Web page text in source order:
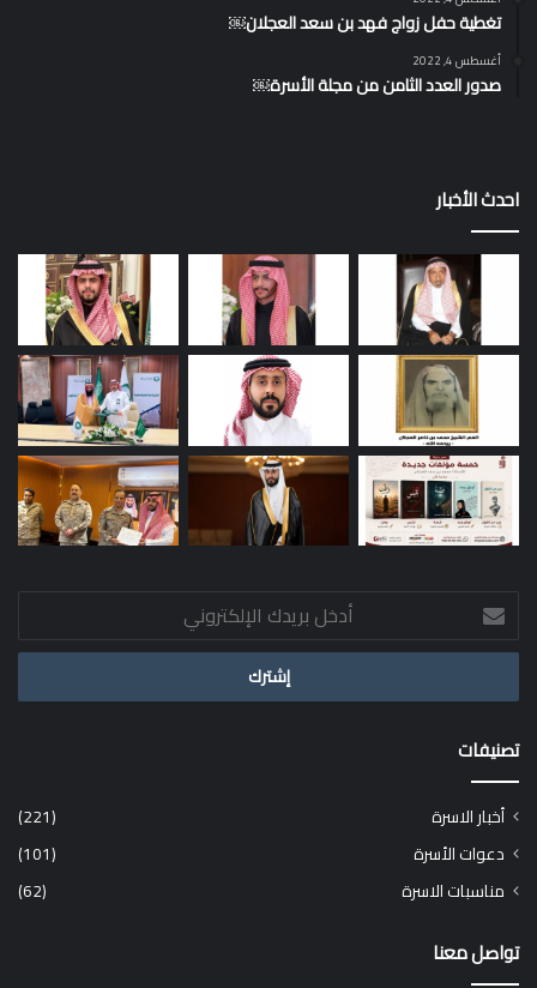
تغطية حفل زواج فهد بن سعد العجلان￼
أغسطس 4, 2022
صدور العدد الثامن من مجلة الأسرة￼
احدث الأخبار
أدخل
بريدك
الإلكتروني
تصنيفات
أخبار الاسرة
(221)
دعوات الأسرة
(101)
مناسبات الاسرة
(62)
تواصل معنا